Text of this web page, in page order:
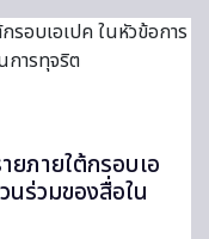
ยภายใต้กรอบเอ
นร่วมของสื่อใน